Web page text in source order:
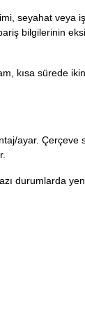
seyahat veya
bilgilerinin
kısa sürede
ayar. Çerçeve
durumlarda